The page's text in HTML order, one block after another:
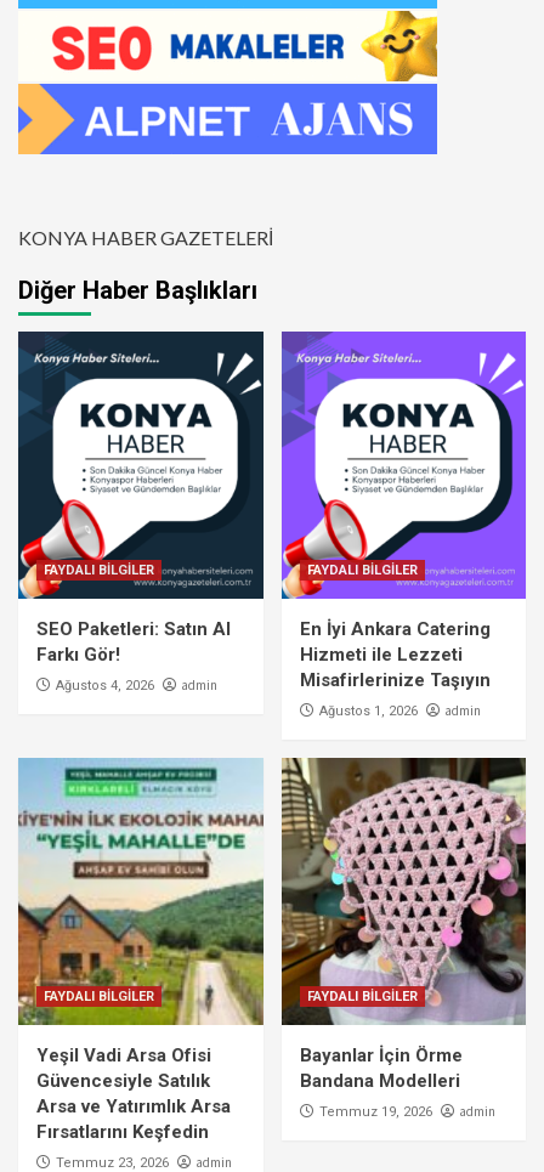
KONYA HABER GAZETELERİ
Diğer Haber Başlıkları
FAYDALI BİLGİLER
SEO Paketleri: Satın Al
Farkı Gör!
Ağustos 4, 2026 admin
FAYDALI BİLGİLER
En İyi Ankara Catering
Hizmeti ile Lezzeti
Misafirlerinize Taşıyın
Ağustos 1, 2026 admin
FAYDALI BİLGİLER
Yeşil Vadi Arsa Ofisi
Güvencesiyle Satılık
Arsa ve Yatırımlık Arsa
Fırsatlarını Keşfedin
Temmuz 23, 2026 admin
FAYDALI BİLGİLER
Bayanlar İçin Örme
Bandana Modelleri
Temmuz 19, 2026 admin